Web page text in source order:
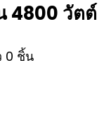
4800 วัตต์
0 ชิ้น